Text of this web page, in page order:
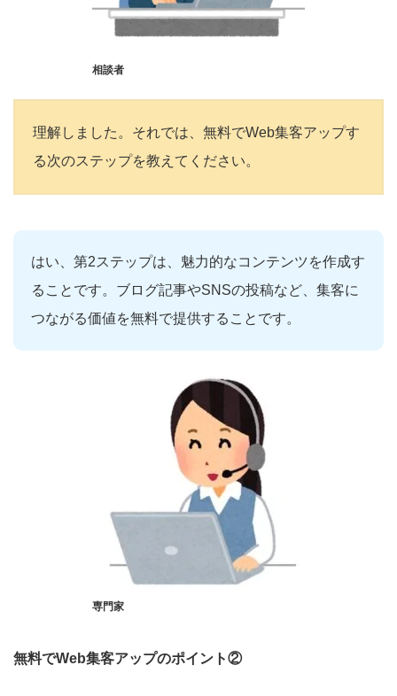
相談者
理解しました。それでは、無料でWeb集客アップす
る次のステップを教えてください。
はい、第2ステップは、魅力的なコンテンツを作成す
ることです。ブログ記事やSNSの投稿など、集客に
つながる価値を無料で提供することです。
専門家
無料でWeb集客アップのポイント②